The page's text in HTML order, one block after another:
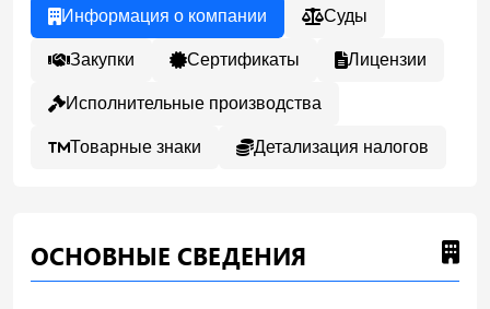
Информация о компании Суды
Закупки Сертификаты Лицензии
Исполнительные производства
Товарные знаки Детализация налогов
ОСНОВНЫЕ СВЕДЕНИЯ